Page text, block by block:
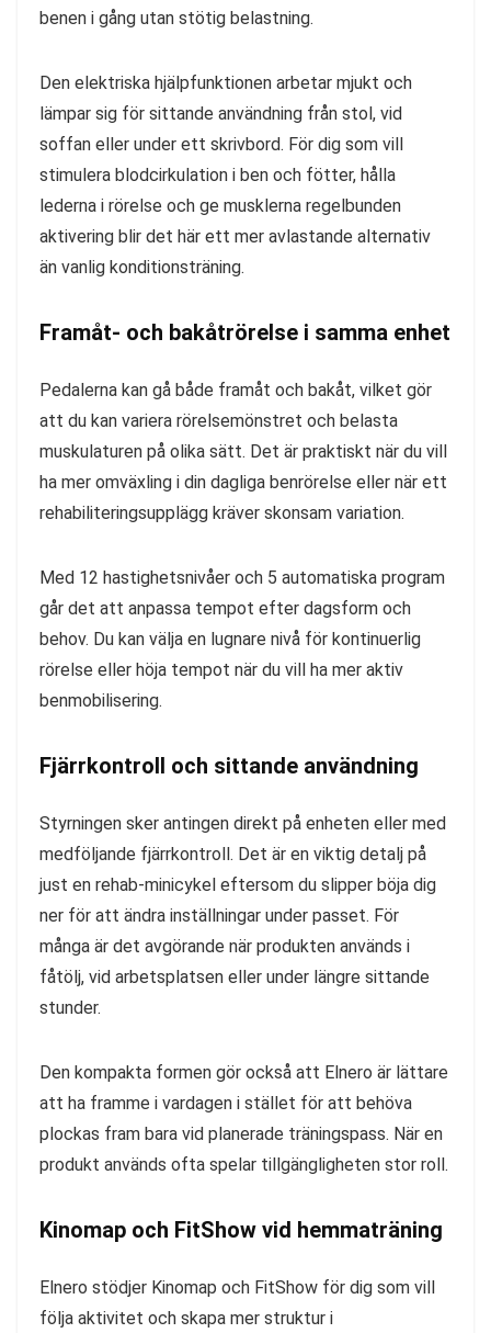
benen i gång utan stötig belastning.
Den elektriska hjälpfunktionen arbetar mjukt och
lämpar sig för sittande användning från stol, vid
soffan eller under ett skrivbord. För dig som vill
stimulera blodcirkulation i ben och fötter, hålla
lederna i rörelse och ge musklerna regelbunden
aktivering blir det här ett mer avlastande alternativ
än vanlig konditionsträning.
Framåt- och bakåtrörelse i samma enhet
Pedalerna kan gå både framåt och bakåt, vilket gör
att du kan variera rörelsemönstret och belasta
muskulaturen på olika sätt. Det är praktiskt när du vill
ha mer omväxling i din dagliga benrörelse eller när ett
rehabiliteringsupplägg kräver skonsam variation.
Med 12 hastighetsnivåer och 5 automatiska program
går det att anpassa tempot efter dagsform och
behov. Du kan välja en lugnare nivå för kontinuerlig
rörelse eller höja tempot när du vill ha mer aktiv
benmobilisering.
Fjärrkontroll och sittande användning
Styrningen sker antingen direkt på enheten eller med
medföljande fjärrkontroll. Det är en viktig detalj på
just en rehab-minicykel eftersom du slipper böja dig
ner för att ändra inställningar under passet. För
många är det avgörande när produkten används i
fåtölj, vid arbetsplatsen eller under längre sittande
stunder.
Den kompakta formen gör också att Elnero är lättare
att ha framme i vardagen i stället för att behöva
plockas fram bara vid planerade träningspass. När en
produkt används ofta spelar tillgängligheten stor roll.
Kinomap och FitShow vid hemmaträning
Elnero stödjer Kinomap och FitShow för dig som vill
följa aktivitet och skapa mer struktur i